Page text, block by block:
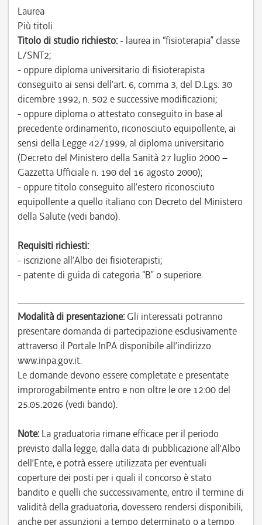
Laurea
Più titoli
Titolo di studio richiesto: - laurea in “fisioterapia” classe
L/SNT2;
- oppure diploma universitario di fisioterapista
conseguito ai sensi dell’art. 6, comma 3, del D.Lgs. 30
dicembre 1992, n. 502 e successive modificazioni;
- oppure diploma o attestato conseguito in base al
precedente ordinamento, riconosciuto equipollente, ai
sensi della Legge 42/1999, al diploma universitario
(Decreto del Ministero della Sanità 27 luglio 2000 –
Gazzetta Ufficiale n. 190 del 16 agosto 2000);
- oppure titolo conseguito all’estero riconosciuto
equipollente a quello italiano con Decreto del Ministero
della Salute (vedi bando).
Requisiti richiesti:
- iscrizione all’Albo dei fisioterapisti;
- patente di guida di categoria “B” o superiore.
Modalità di presentazione: Gli interessati potranno
presentare domanda di partecipazione esclusivamente
attraverso il Portale InPA disponibile all’indirizzo
www.inpa.gov.it.
Le domande devono essere completate e presentate
improrogabilmente entro e non oltre le ore 12:00 del
25.05.2026 (vedi bando).
Note: La graduatoria rimane efficace per il periodo
previsto dalla legge, dalla data di pubblicazione all’Albo
dell’Ente, e potrà essere utilizzata per eventuali
coperture dei posti per i quali il concorso è stato
bandito e quelli che successivamente, entro il termine di
validità della graduatoria, dovessero rendersi disponibili,
anche per assunzioni a tempo determinato o a tempo